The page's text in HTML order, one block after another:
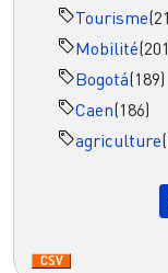
Tourisme
Mobilité
Bogotá(189)
Caen(186)
agriculture